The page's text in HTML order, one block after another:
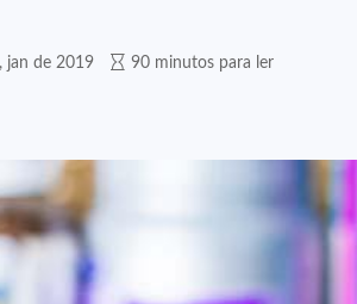
jan de 2019 90 minutos para ler